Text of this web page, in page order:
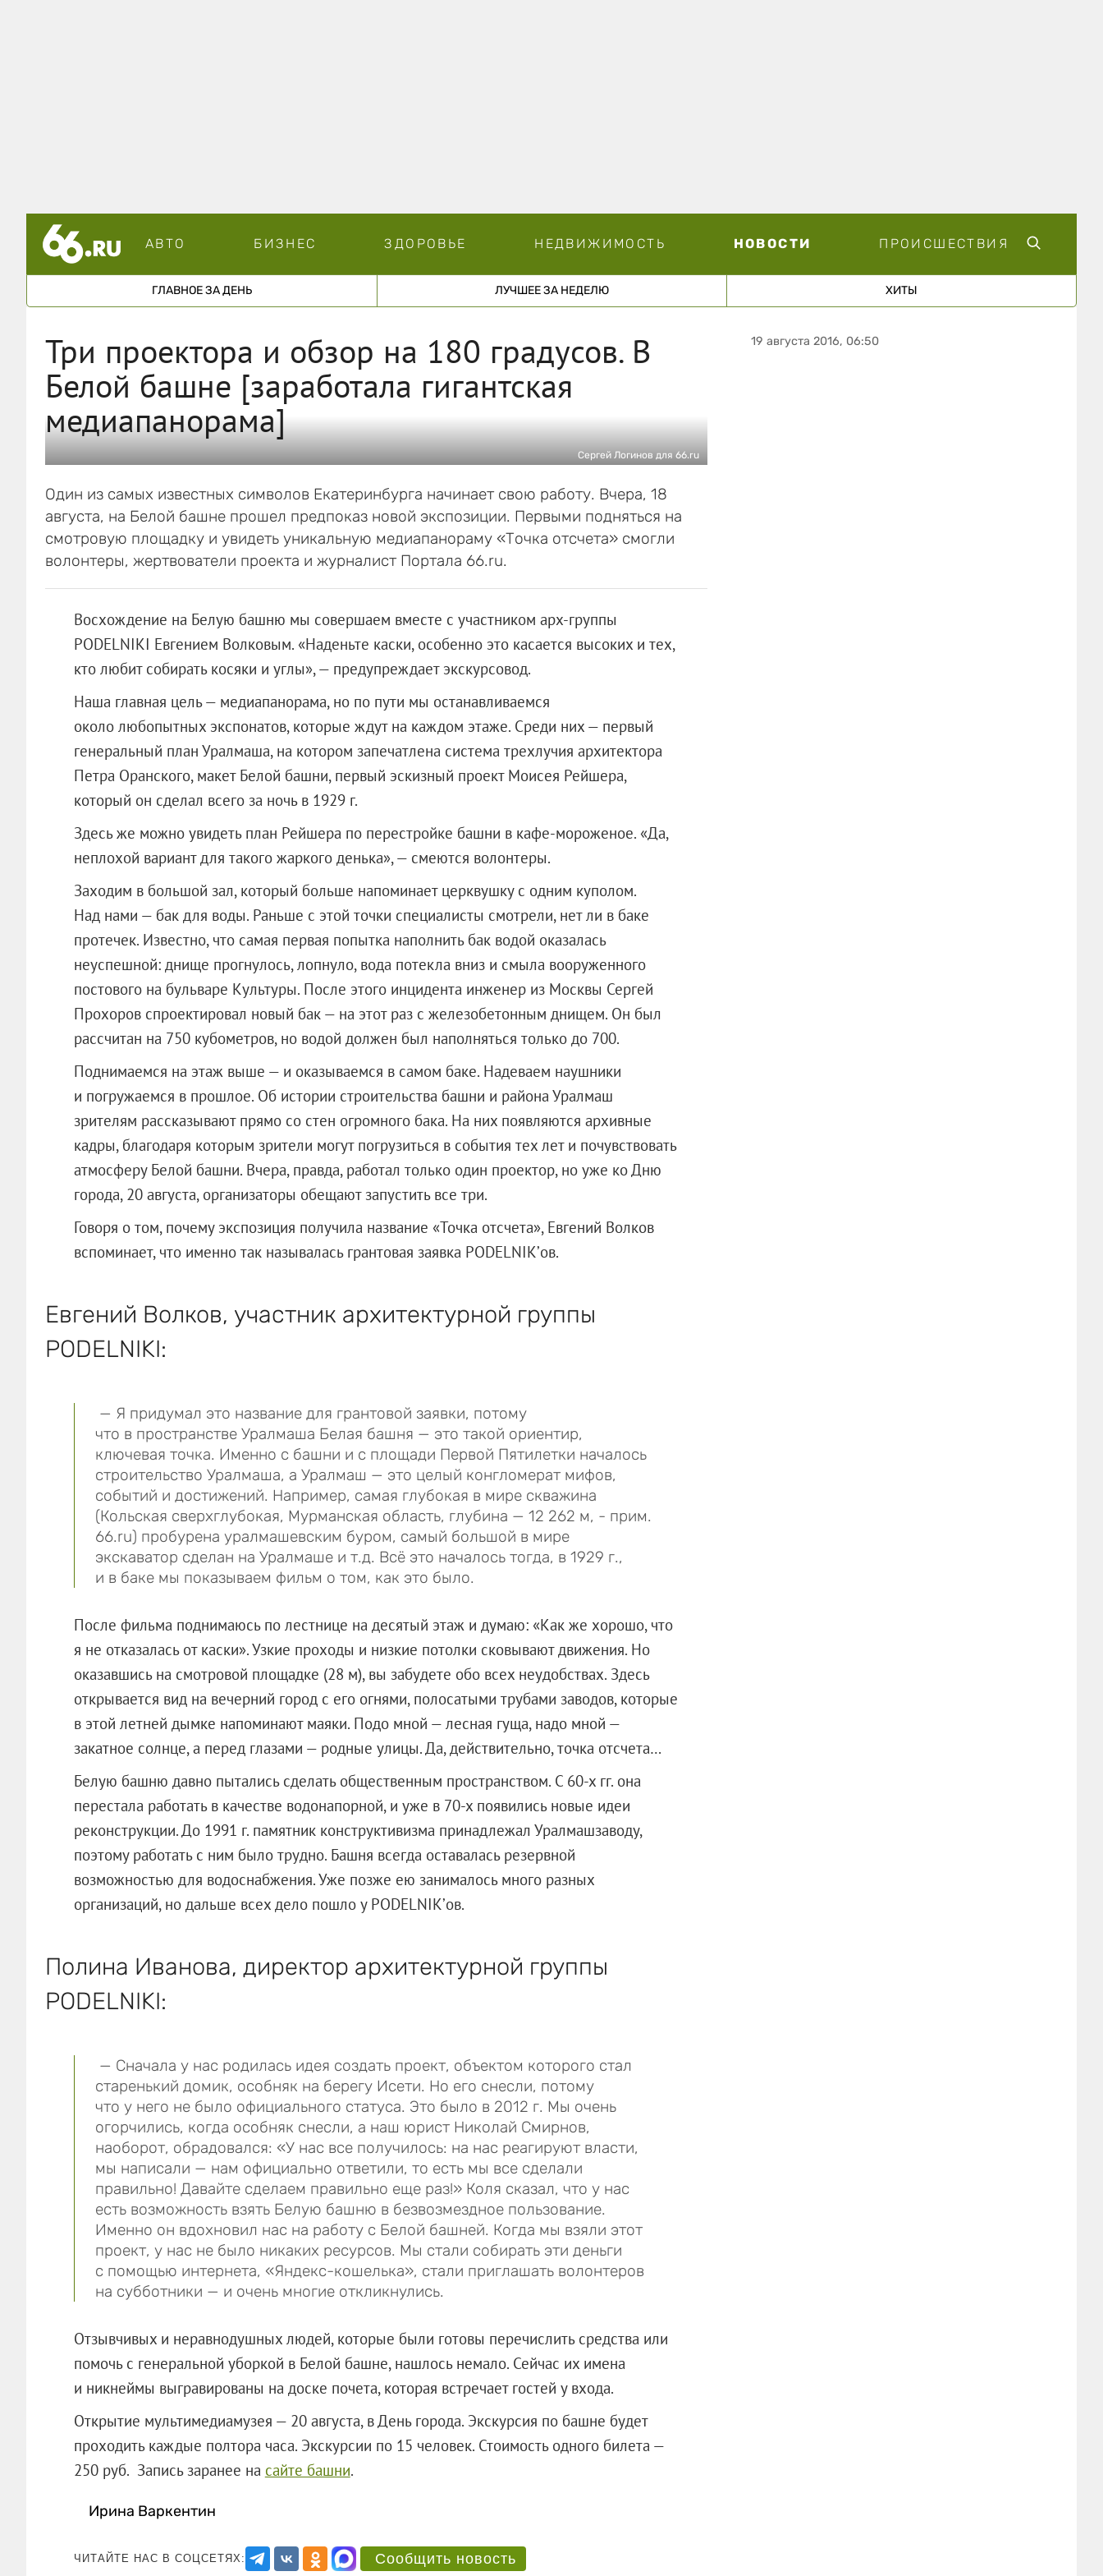
АВТО БИЗНЕС ЗДОРОВЬЕ НЕДВИЖИМОСТЬ НОВОСТИ ПРОИСШЕСТВИЯ
ГЛАВНОЕ ЗА ДЕНЬ ЛУЧШЕЕ ЗА НЕДЕЛЮ ХИТЫ
Три проектора и обзор на 180 градусов. В
Белой башне [заработала гигантская
медиапанорама]
Сергей Логинов для 66.ru
Один из самых известных символов Екатеринбурга начинает свою работу. Вчера, 18
августа, на Белой башне прошел предпоказ новой экспозиции. Первыми подняться на
смотровую площадку и увидеть уникальную медиапанораму «Точка отсчета» смогли
волонтеры, жертвователи проекта и журналист Портала 66.ru.
Восхождение на Белую башню мы совершаем вместе с участником арх-группы
PODELNIKI Евгением Волковым. «Наденьте каски, особенно это касается высоких и тех,
кто любит собирать косяки и углы», — предупреждает экскурсовод.
Наша главная цель — медиапанорама, но по пути мы останавливаемся
около любопытных экспонатов, которые ждут на каждом этаже. Среди них — первый
генеральный план Уралмаша, на котором запечатлена система трехлучия архитектора
Петра Оранского, макет Белой башни, первый эскизный проект Моисея Рейшера,
который он сделал всего за ночь в 1929 г.
Здесь же можно увидеть план Рейшера по перестройке башни в кафе-мороженое. «Да,
неплохой вариант для такого жаркого денька», — смеются волонтеры.
Заходим в большой зал, который больше напоминает церквушку с одним куполом.
Над нами — бак для воды. Раньше с этой точки специалисты смотрели, нет ли в баке
протечек. Известно, что самая первая попытка наполнить бак водой оказалась
неуспешной: днище прогнулось, лопнуло, вода потекла вниз и смыла вооруженного
постового на бульваре Культуры. После этого инцидента инженер из Москвы Сергей
Прохоров спроектировал новый бак — на этот раз с железобетонным днищем. Он был
рассчитан на 750 кубометров, но водой должен был наполняться только до 700.
Поднимаемся на этаж выше — и оказываемся в самом баке. Надеваем наушники
и погружаемся в прошлое. Об истории строительства башни и района Уралмаш
зрителям рассказывают прямо со стен огромного бака. На них появляются архивные
кадры, благодаря которым зрители могут погрузиться в события тех лет и почувствовать
атмосферу Белой башни. Вчера, правда, работал только один проектор, но уже ко Дню
города, 20 августа, организаторы обещают запустить все три.
Говоря о том, почему экспозиция получила название «Точка отсчета», Евгений Волков
вспоминает, что именно так называлась грантовая заявка PODELNIK’ов.
Евгений Волков, участник архитектурной группы
PODELNIKI:
— Я придумал это название для грантовой заявки, потому
что в пространстве Уралмаша Белая башня — это такой ориентир,
ключевая точка. Именно с башни и с площади Первой Пятилетки началось
строительство Уралмаша, а Уралмаш — это целый конгломерат мифов,
событий и достижений. Например, самая глубокая в мире скважина
(Кольская сверхглубокая, Мурманская область, глубина — 12 262 м, - прим.
66.ru) пробурена уралмашевским буром, самый большой в мире
экскаватор сделан на Уралмаше и т.д. Всё это началось тогда, в 1929 г.,
и в баке мы показываем фильм о том, как это было.
После фильма поднимаюсь по лестнице на десятый этаж и думаю: «Как же хорошо, что
я не отказалась от каски». Узкие проходы и низкие потолки сковывают движения. Но
оказавшись на смотровой площадке (28 м), вы забудете обо всех неудобствах. Здесь
открывается вид на вечерний город с его огнями, полосатыми трубами заводов, которые
в этой летней дымке напоминают маяки. Подо мной — лесная гуща, надо мной —
закатное солнце, а перед глазами — родные улицы. Да, действительно, точка отсчета…
Белую башню давно пытались сделать общественным пространством. С 60-х гг. она
перестала работать в качестве водонапорной, и уже в 70-х появились новые идеи
реконструкции. До 1991 г. памятник конструктивизма принадлежал Уралмашзаводу,
поэтому работать с ним было трудно. Башня всегда оставалась резервной
возможностью для водоснабжения. Уже позже ею занималось много разных
организаций, но дальше всех дело пошло у PODELNIK’ов.
Полина Иванова, директор архитектурной группы
PODELNIKI:
— Сначала у нас родилась идея создать проект, объектом которого стал
старенький домик, особняк на берегу Исети. Но его снесли, потому
что у него не было официального статуса. Это было в 2012 г. Мы очень
огорчились, когда особняк снесли, а наш юрист Николай Смирнов,
наоборот, обрадовался: «У нас все получилось: на нас реагируют власти,
мы написали — нам официально ответили, то есть мы все сделали
правильно! Давайте сделаем правильно еще раз!» Коля сказал, что у нас
есть возможность взять Белую башню в безвозмездное пользование.
Именно он вдохновил нас на работу с Белой башней. Когда мы взяли этот
проект, у нас не было никаких ресурсов. Мы стали собирать эти деньги
с помощью интернета, «Яндекс-кошелька», стали приглашать волонтеров
на субботники — и очень многие откликнулись.
Отзывчивых и неравнодушных людей, которые были готовы перечислить средства или
помочь с генеральной уборкой в Белой башне, нашлось немало. Сейчас их имена
и никнеймы выгравированы на доске почета, которая встречает гостей у входа.
Открытие мультимедиамузея — 20 августа, в День города. Экскурсия по башне будет
проходить каждые полтора часа. Экскурсии по 15 человек. Стоимость одного билета —
250 руб. Запись заранее на сайте башни.
Ирина Варкентин
ЧИТАЙТЕ НАС В СОЦСЕТЯХ: Сообщить новость
19 августа 2016, 06:50